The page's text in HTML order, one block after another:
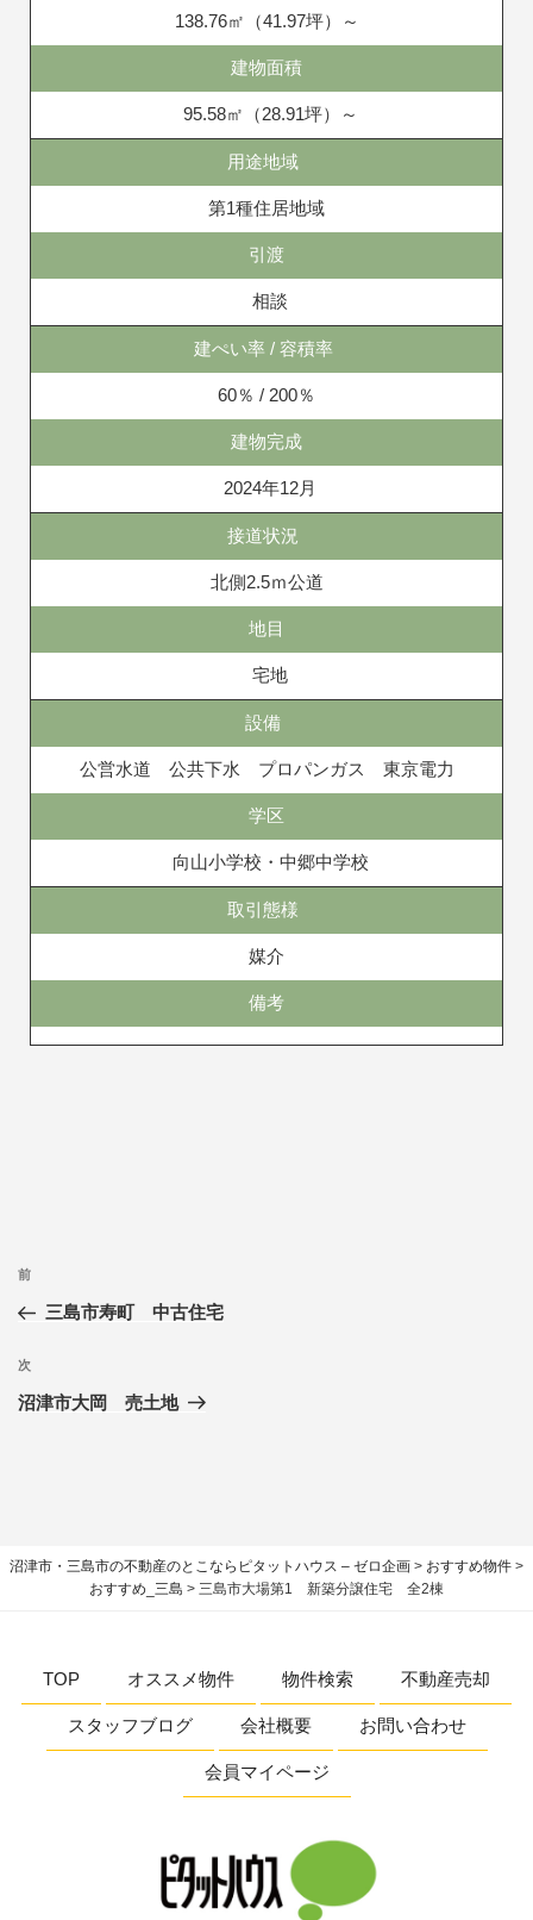
138.76㎡（41.97坪）～
建物面積
95.58㎡（28.91坪）～
用途地域
第1種住居地域
引渡
相談
建ぺい率 / 容積率
60％ / 200％
建物完成
2024年12月
接道状況
北側2.5ｍ公道
地目
宅地
設備
公営水道 公共下水 プロパンガス 東京電力
学区
向山小学校・中郷中学校
取引態様
媒介
備考
前
三島市寿町 中古住宅
次
沼津市大岡 売土地
沼津市・三島市の不動産のとこならピタットハウス – ゼロ企画 > おすすめ物件 >
おすすめ_三島 > 三島市大場第1 新築分譲住宅 全2棟
TOP オススメ物件 物件検索 不動産売却
スタッフブログ 会社概要 お問い合わせ
会員マイページ